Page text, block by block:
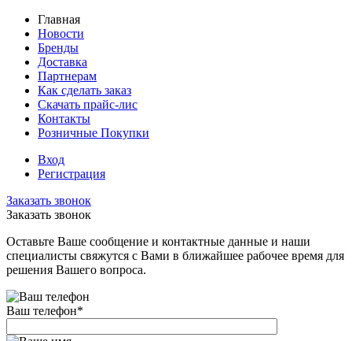
Главная
Новости
Бренды
Доставка
Партнерам
Как сделать заказ
Скачать прайс-лис
Контакты
Розничные Покупки
Вход
Регистрация
Заказать звонок
Заказать звонок
Оставьте Ваше сообщение и контактные данные и наши
специалисты свяжутся с Вами в ближайшее рабочее время для
решения Вашего вопроса.
Ваш телефон*